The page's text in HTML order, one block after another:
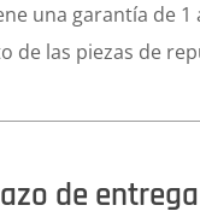
una garantía de
de las piezas de
de